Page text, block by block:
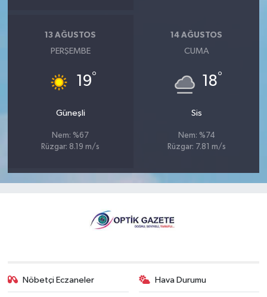
13 AĞUSTOS
PERŞEMBE
19°
Güneşli
Nem: %67
Rüzgar: 8.19 m/s
14 AĞUSTOS
CUMA
18°
Sis
Nem: %74
Rüzgar: 7.81 m/s
Nöbetçi Eczaneler Hava Durumu